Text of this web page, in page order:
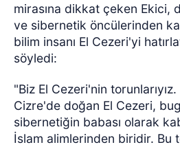
mirasına dikkat çeken Ekici,
ve sibernetik öncülerinden
bilim insanı El Cezeri'yi
söyledi:
"Biz El Cezeri'nin torunlarıyız.
Cizre'de doğan El Cezeri,
sibernetiğin babası olarak
İslam alimlerinden biridir. Bu